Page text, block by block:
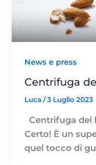
News e press
Centrifuga
Luca /3 Luglio 2023
Centrifuga del
Certo! È un
quel tocco di